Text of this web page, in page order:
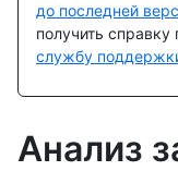
до последней
получить
службу
Анализ